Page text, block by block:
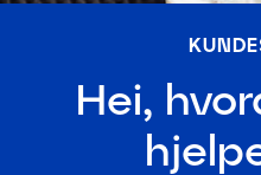
SE / SEK
Hei,